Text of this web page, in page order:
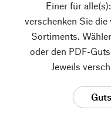
Einer für
verschenken Sie
Sortiments.
oder den PDF-
Jeweils